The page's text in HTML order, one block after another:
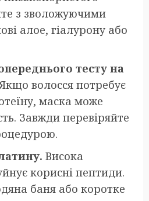
з зволожуючими
алое, гіалурону або
тесту на
Якщо волосся потребує
маска може
Завжди перевіряйте
Висока
корисні пептиди.
баня або коротке